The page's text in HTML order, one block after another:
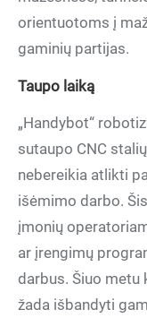
orientuotoms į
gaminių partijas.
Taupo laiką
„Handybot“
sutaupo CNC
nebereikia atlikti
išėmimo darbo.
įmonių
ar įrengimų
darbus. Šiuo metu
žada išbandyti